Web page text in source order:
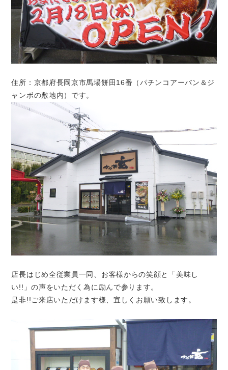
住所：京都府長岡京市馬場餅田16番（パチンコアーバン＆ジ
ャンボの敷地内）です。
店長はじめ全従業員一同、お客様からの笑顔と「美味し
い!!」の声をいただく為に励んで参ります。
是非!!ご来店いただけます様、宜しくお願い致します。